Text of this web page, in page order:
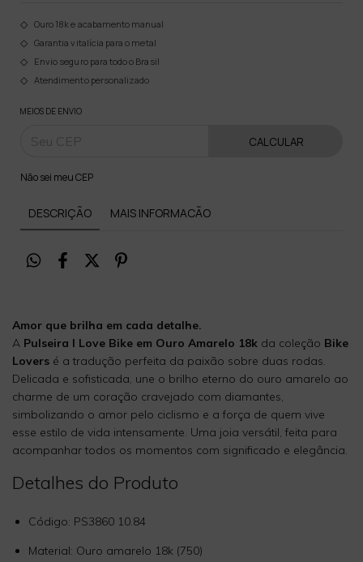
Ouro 18k e acabamento manual
Garantia vitalícia para o metal
Envio seguro para todo o Brasil
Atendimento personalizado
MEIOS DE ENVIO
CALCULAR
Não sei meu CEP
DESCRIÇÃO MAIS INFORMACÃO
Amor que brilha em cada detalhe.
A Pulseira I Love Bike em Ouro Amarelo 18k da coleção Bike
Lovers é a tradução perfeita da paixão sobre duas rodas.
Delicada e sofisticada, une o brilho eterno do ouro amarelo ao
charme de um coração cravejado com diamantes,
simbolizando o amor pelo ciclismo e a força de quem vive
esse estilo de vida intensamente. Uma joia versátil, feita para
acompanhar todos os momentos com significado e elegância.
Detalhes do Produto
Código: PS3860 10.84
Material: Ouro amarelo 18k (750)